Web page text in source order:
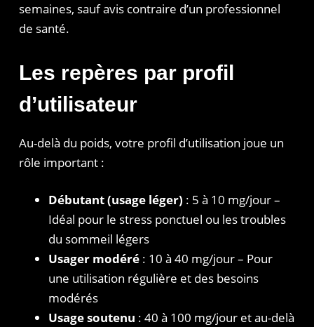
semaines, sauf avis contraire d’un professionnel
de santé.
Les repères par profil
d’utilisateur
Au-delà du poids, votre profil d’utilisation joue un
rôle important :
Débutant (usage léger) : 5 à 10 mg/jour –
Idéal pour le stress ponctuel ou les troubles
du sommeil légers
Usager modéré : 10 à 40 mg/jour – Pour
une utilisation régulière et des besoins
modérés
Usage soutenu : 40 à 100 mg/jour et au-delà